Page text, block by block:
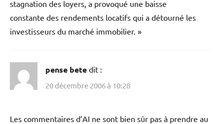
stagnation des loyers, a provoqué une baisse
constante des rendements locatifs qui a détourné les
investisseurs du marché immobilier. »
pense bete dit :
20 décembre 2006 à 10:28
Les commentaires d’AI ne sont bien sûr pas à prendre au